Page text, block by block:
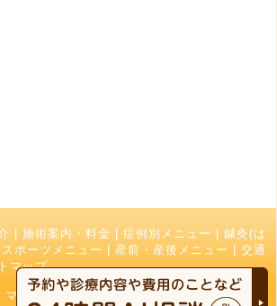
施術案内・料金 症例別メニュー
鍼灸(は
スポーツメニュー 産前・産後メニュー
交通
マップ
ッサージ、接骨院でお探しの方はなかお